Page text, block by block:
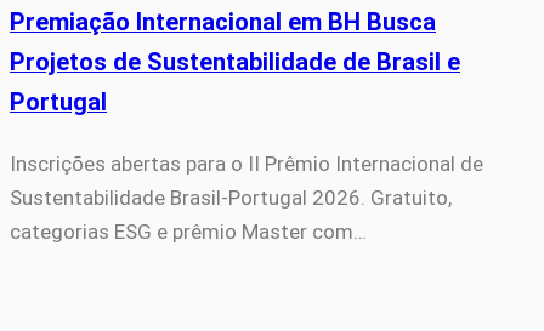
Premiação Internacional em BH Busca
Projetos de Sustentabilidade de Brasil e
Portugal
Inscrições abertas para o II Prêmio Internacional de
Sustentabilidade Brasil-Portugal 2026. Gratuito,
categorias ESG e prêmio Master com…